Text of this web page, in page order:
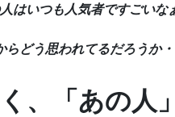
はいつも人気者ですごいな
らどう思われてるだろうか・
、「あの人